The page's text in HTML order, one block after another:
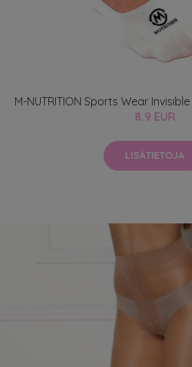
M-NUTRITION Sports Wear
8.9 EUR
LISÄTIETOJA